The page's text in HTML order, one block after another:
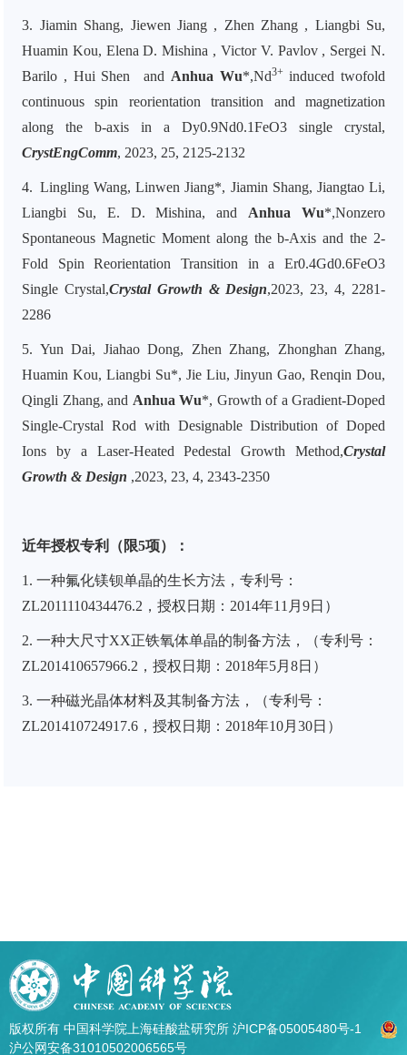
3. Jiamin Shang, Jiewen Jiang , Zhen Zhang , Liangbi Su,
Huamin Kou, Elena D. Mishina , Victor V. Pavlov , Sergei N.
Barilo , Hui Shen
and Anhua Wu*,Nd3+ induced twofold
continuous spin reorientation transition and magnetization
along the b-axis in a Dy0.9Nd0.1FeO3 single crystal,
CrystEngComm, 2023, 25, 2125-2132
4. Lingling Wang, Linwen Jiang*, Jiamin Shang, Jiangtao Li,
Liangbi Su, E. D. Mishina, and Anhua Wu*,Nonzero
Spontaneous Magnetic Moment along the b-Axis and the 2-
Fold Spin Reorientation Transition in a Er0.4Gd0.6FeO3
Single Crystal,Crystal Growth & Design,2023, 23, 4, 2281-
2286
5. Yun Dai, Jiahao Dong, Zhen Zhang, Zhonghan Zhang,
Huamin Kou, Liangbi Su*, Jie Liu, Jinyun Gao, Renqin Dou,
Qingli Zhang, and Anhua Wu*, Growth of a Gradient-Doped
Single-Crystal Rod with Designable Distribution of Doped
Ions by a Laser-Heated Pedestal Growth Method,Crystal
Growth & Design ,2023, 23, 4, 2343-2350
近年授权专利（限5项）：
1. 一种氟化镁钡单晶的生长方法，专利号：
ZL2011110434476.2，授权日期：2014年11月9日）
2. 一种大尺寸XX正铁氧体单晶的制备方法，（专利号：
ZL201410657966.2，授权日期：2018年5月8日）
3. 一种磁光晶体材料及其制备方法，（专利号：
ZL201410724917.6，授权日期：2018年10月30日）
版权所有 中国科学院上海硅酸盐研究所 沪ICP备05005480号-1
沪公网安备31010502006565号